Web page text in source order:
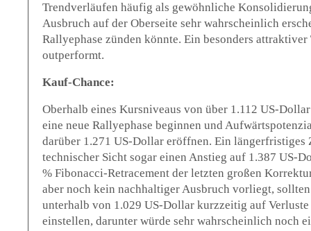
Trendverläufen häufig als gewöhnliche
Ausbruch auf der Oberseite sehr wahrscheinlich
Rallyephase zünden könnte. Ein besonders
outperformt.
Kauf-Chance:
Oberhalb eines Kursniveaus von über 1.112 US-
eine neue Rallyephase beginnen und
darüber 1.271 US-Dollar eröffnen. Ein längerfristiges
technischer Sicht sogar einen Anstieg auf 1.387 US-
% Fibonacci-Retracement der letzten großen
aber noch kein nachhaltiger Ausbruch vorliegt,
unterhalb von 1.029 US-Dollar kurzzeitig auf
einstellen, darunter würde sehr wahrscheinlich noch